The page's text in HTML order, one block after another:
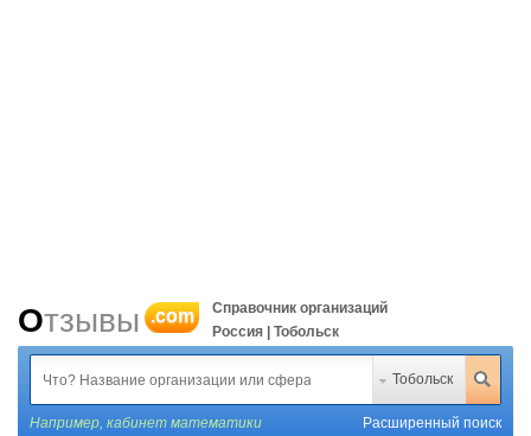
Отзывы .com
Справочник организаций
Россия | Тобольск
Тобольск
Например, кабинет математики Расширенный поиск